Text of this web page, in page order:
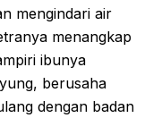
mengindari air
menangkap
ibunya
berusaha
dengan badan